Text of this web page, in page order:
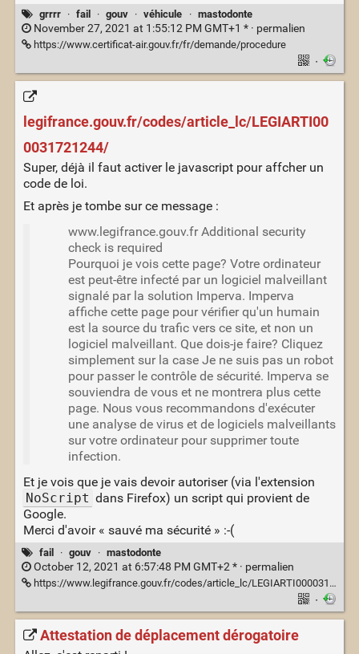
grrrr · fail · gouv · véhicule · mastodonte
November 27, 2021 at 1:55:12 PM GMT+1 * · permalien
https://www.certificat-air.gouv.fr/fr/demande/procedure
·
legifrance.gouv.fr/codes/article_lc/LEGIARTI00
0031721244/
Super, déjà il faut activer le javascript pour affcher un
code de loi.
Et après je tombe sur ce message :
www.legifrance.gouv.fr Additional security
check is required
Pourquoi je vois cette page? Votre ordinateur
est peut-être infecté par un logiciel malveillant
signalé par la solution Imperva. Imperva
affiche cette page pour vérifier qu'un humain
est la source du trafic vers ce site, et non un
logiciel malveillant. Que dois-je faire? Cliquez
simplement sur la case Je ne suis pas un robot
pour passer le contrôle de sécurité. Imperva se
souviendra de vous et ne montrera plus cette
page. Nous vous recommandons d'exécuter
une analyse de virus et de logiciels malveillants
sur votre ordinateur pour supprimer toute
infection.
Et je vois que je vais devoir autoriser (via l'extension
NoScript dans Firefox) un script qui provient de
Google.
Merci d'avoir « sauvé ma sécurité » :-(
fail · gouv · mastodonte
October 12, 2021 at 6:57:48 PM GMT+2 * · permalien
https://www.legifrance.gouv.fr/codes/article_lc/LEGIARTI000031721244/
·
Attestation de déplacement dérogatoire